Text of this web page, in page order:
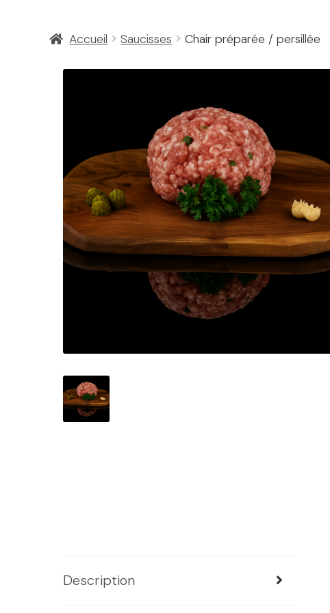
Accueil Saucisses Chair préparée / persillée
Description